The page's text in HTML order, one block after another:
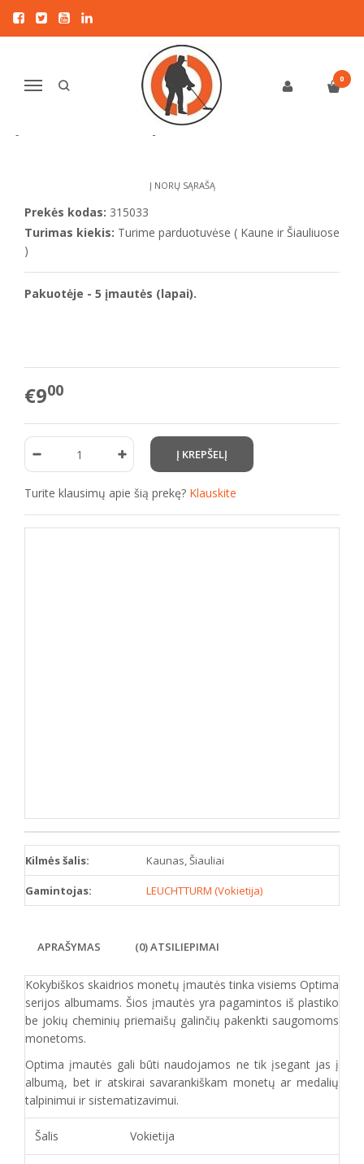
Navigacija
0
Pagrindinis
VALYMUI IR SAUGOJIMUI
OPTIMA albumo 5 įmautės x 54 monetoms iki 20 mm Ø (Leuchtturm)
OPTIMA ALBUMO 5 ĮMAUTĖS X 54
MONETOMS IKI 20 MM Ø
(LEUCHTTURM)
Į NORŲ SĄRAŠĄ
Prekės kodas: 315033
Turimas kiekis: Turime parduotuvėse ( Kaune ir Šiauliuose
)
Pakuotėje - 5 įmautės (lapai).
€900
Turite klausimų apie šią prekę? Klauskite
Kilmės šalis: Kaunas, Šiauliai
Gamintojas: LEUCHTTURM (Vokietija)
APRAŠYMAS (0) ATSILIEPIMAI
Kokybiškos skaidrios monetų įmautės tinka visiems Optima
serijos albumams. Šios įmautės yra pagamintos iš plastiko
be jokių cheminių priemaišų galinčių pakenkti saugomoms
monetoms.
Optima įmautės gali būti naudojamos ne tik įsegant jas į
albumą, bet ir atskirai savarankiškam monetų ar medalių
talpinimui ir sistematizavimui.
Šalis Vokietija